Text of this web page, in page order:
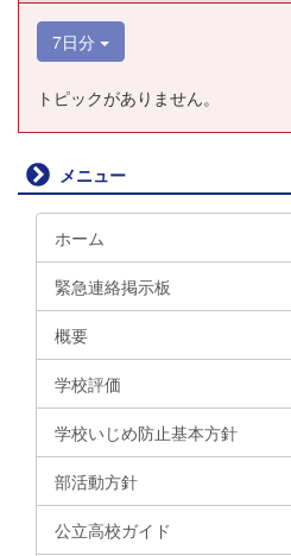
7日分
トピックがありません。
メニュー
ホーム
緊急連絡掲示板
概要
学校評価
学校いじめ防止基本方針
部活動方針
公立高校ガイド